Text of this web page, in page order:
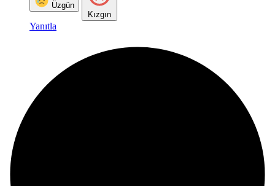
Üzgün
Kızgın
Yanıtla